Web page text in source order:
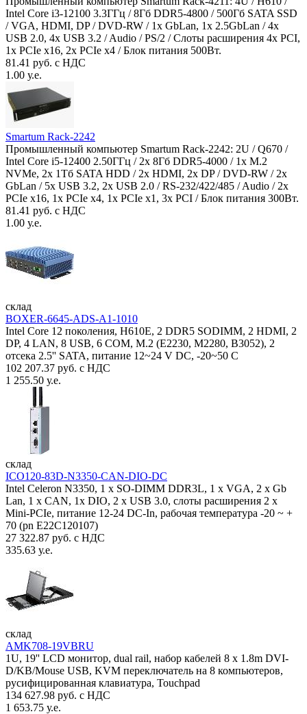
Intel Core i3-12100 3.3ГГц / 8Гб DDR5-4800 / 500Гб SATA SSD
/ VGA, HDMI, DP / DVD-RW / 1x GbLan, 1x 2.5GbLan / 4x
USB 2.0, 4x USB 3.2 / Audio / PS/2 / Слоты расширения 4x PCI,
1x PCIe x16, 2x PCIe x4 / Блок питания 500Вт.
81.41 руб. с НДС
1.00 у.е.
Smartum Rack-2242
Промышленный компьютер Smartum Rack-2242: 2U / Q670 /
Intel Core i5-12400 2.50ГГц / 2x 8Гб DDR5-4000 / 1x M.2
NVMe, 2x 1Тб SATA HDD / 2x HDMI, 2x DP / DVD-RW / 2x
GbLan / 5x USB 3.2, 2x USB 2.0 / RS-232/422/485 / Audio / 2x
PCIe x16, 1x PCIe x4, 1x PCIe x1, 3x PCI / Блок питания 300Вт.
81.41 руб. с НДС
1.00 у.е.
склад
BOXER-6645-ADS-A1-1010
Intel Core 12 поколения, H610E, 2 DDR5 SODIMM, 2 HDMI, 2
DP, 4 LAN, 8 USB, 6 COM, M.2 (E2230, M2280, B3052), 2
отсека 2.5'' SATA, питание 12~24 V DC, -20~50 C
102 207.37 руб. с НДС
1 255.50 у.е.
склад
ICO120-83D-N3350-CAN-DIO-DC
Intel Celeron N3350, 1 х SO-DIMM DDR3L, 1 х VGA, 2 x Gb
Lan, 1 х CAN, 1x DIO, 2 х USB 3.0, слоты расширения 2 x
Mini-PCIe, питание 12-24 DC-In, рабочая температура -20 ~ +
70 (pn E22C120107)
27 322.87 руб. с НДС
335.63 у.е.
склад
AMK708-19VBRU
1U, 19'' LCD монитор, dual rail, набор кабелей 8 x 1.8m DVI-
D/KB/Mouse USB, KVM переключатель на 8 компьютеров,
русифицированная клавиатура, Touchpad
134 627.98 руб. с НДС
1 653.75 у.е.